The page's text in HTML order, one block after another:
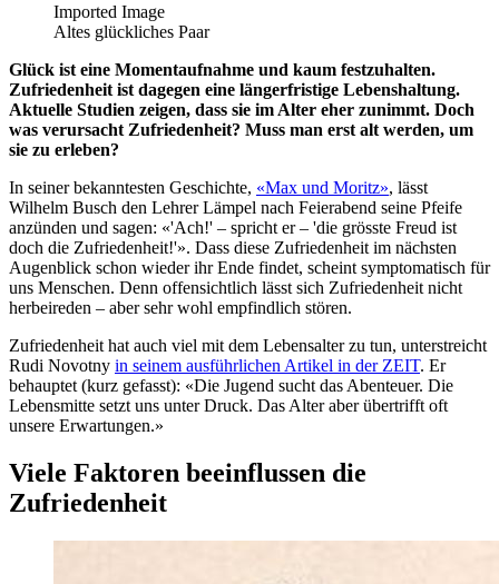
Imported Image
Altes glückliches Paar
Glück ist eine Momentaufnahme und kaum festzuhalten.
Zufriedenheit ist dagegen eine längerfristige Lebenshaltung.
Aktuelle Studien zeigen, dass sie im Alter eher zunimmt. Doch
was verursacht Zufriedenheit? Muss man erst alt werden, um
sie zu erleben?
In seiner bekanntesten Geschichte, «Max und Moritz», lässt
Wilhelm Busch den Lehrer Lämpel nach Feierabend seine Pfeife
anzünden und sagen: «'Ach!' – spricht er – 'die grösste Freud ist
doch die Zufriedenheit!'». Dass diese Zufriedenheit im nächsten
Augenblick schon wieder ihr Ende findet, scheint symptomatisch für
uns Menschen. Denn offensichtlich lässt sich Zufriedenheit nicht
herbeireden – aber sehr wohl empfindlich stören.
Zufriedenheit hat auch viel mit dem Lebensalter zu tun, unterstreicht
Rudi Novotny in seinem ausführlichen Artikel in der ZEIT. Er
behauptet (kurz gefasst): «Die Jugend sucht das Abenteuer. Die
Lebensmitte setzt uns unter Druck. Das Alter aber übertrifft oft
unsere Erwartungen.»
Viele Faktoren beeinflussen die
Zufriedenheit